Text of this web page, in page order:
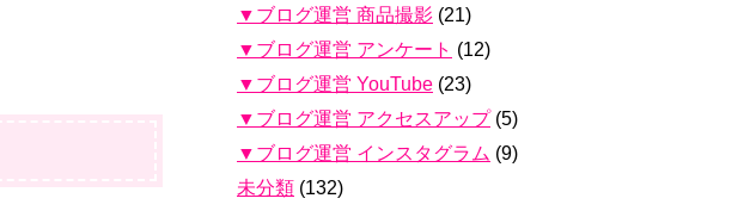
▼ブログ運営 商品撮影 (21)
▼ブログ運営 アンケート (12)
▼ブログ運営 YouTube (23)
▼ブログ運営 アクセスアップ(5)
▼ブログ運営 インスタグラム (9)
未分類 (132)